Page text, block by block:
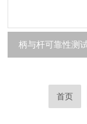
柄与杆可靠性测
首页